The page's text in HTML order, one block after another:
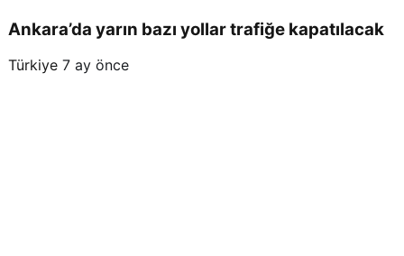
Ankara’da yarın bazı yollar trafiğe kapatılacak
Türkiye 7 ay önce